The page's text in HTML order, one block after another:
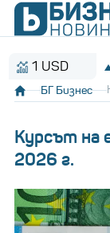
1 USD
БГ Бизнес
Курсът на
2026 г.